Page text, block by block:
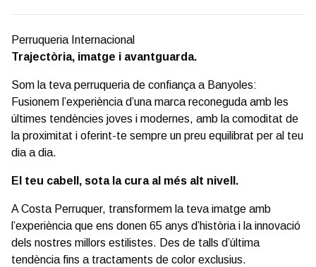
Perruqueria Internacional
Trajectòria, imatge i avantguarda.
Som la teva perruqueria de confiança a Banyoles:
Fusionem l’experiència d’una marca reconeguda amb les
últimes tendències joves i modernes, amb la comoditat de
la proximitat i oferint-te sempre un preu equilibrat per al teu
dia a dia.
El teu cabell, sota la cura al més alt nivell.
A Costa Perruquer, transformem la teva imatge amb
l’experiència que ens donen 65 anys d’història i la innovació
dels nostres millors estilistes. Des de talls d’última
tendència fins a tractaments de color exclusius.